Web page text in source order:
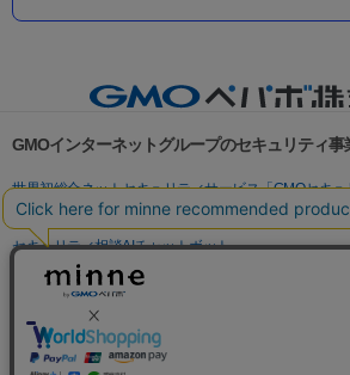
GMOインターネットグループのセキュリティ事
世界初総合ネットセキュリティサービス「GMOセキュ
パスワード漏洩診断
Webサイトリスク診断
セキュリティ相談AIチャットボット
実在証明・盗聴対策
サイバー攻撃対策（GMO Flatt Security）
セキュリティ事業の軌跡